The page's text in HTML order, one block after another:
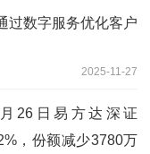
过数字服务优化客户
2025-11-27
26日易方达深证
，份额减少3780万